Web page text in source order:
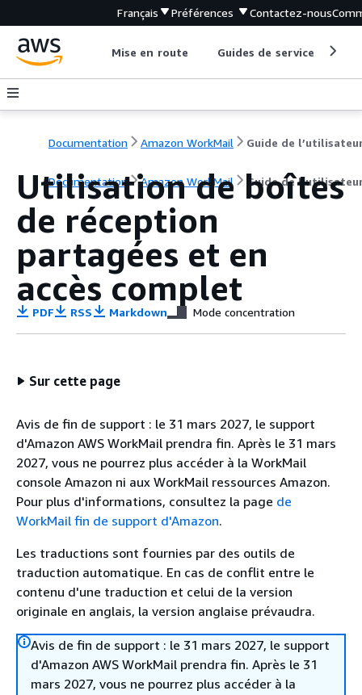
Français Préférences Contactez-nous
Mise en route Guides de service
Documentation Amazon WorkMail Guide de
Documentation Amazon WorkMail Guide de
Utilisation de boîtes
de réception
partagées et en
accès complet
PDF RSS Markdown Mode concentration
Sur cette page
Avis de fin de support : le 31 mars 2027, le support
d'Amazon AWS WorkMail prendra fin. Après le 31 mars
2027, vous ne pourrez plus accéder à la WorkMail
console Amazon ni aux WorkMail ressources Amazon.
Pour plus d'informations, consultez la page de
WorkMail fin de support d'Amazon.
Les traductions sont fournies par des outils de
traduction automatique. En cas de conflit entre le
contenu d'une traduction et celui de la version
originale en anglais, la version anglaise prévaudra.
Avis de fin de support : le 31 mars 2027, le support
d'Amazon AWS WorkMail prendra fin. Après le 31
mars 2027, vous ne pourrez plus accéder à la